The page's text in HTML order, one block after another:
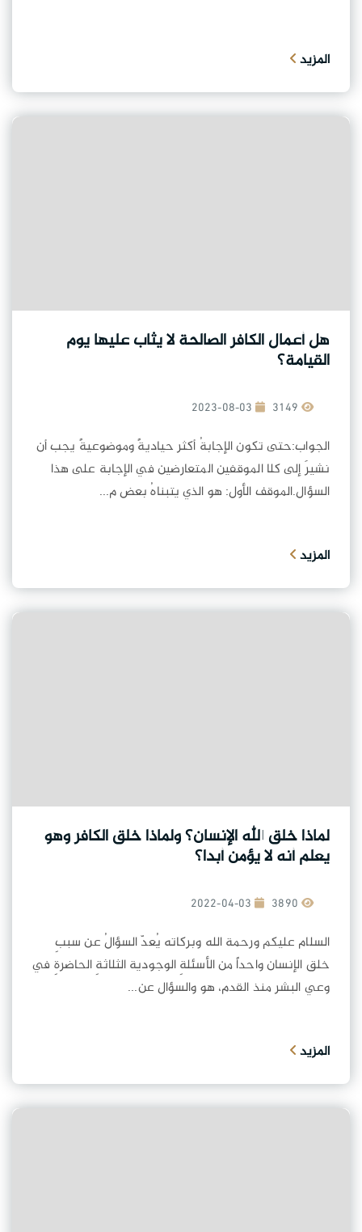
المزيد
هل أعمال الكافر الصالحة لا يثاب عليها يوم
القيامة؟
2023-08-03
الجواب:حتى تكون الإجابةُ أكثر حياديةً وموضوعيةً يجب أن
نشيرَ إلى كلا الموقفين المتعارضين في الإجابة على هذا
السؤال.الموقف الأول: هو الذي يتبناهُ بعض م...
المزيد
لماذا خلق الله الإنسان؟ ولماذا خلق الكافر وهو
يعلم أنه لا يؤمن أبدا؟
2022-04-03
السلام عليكم ورحمة الله وبركاته يُعدّ السؤالُ عن سببِ
خلق الإنسان واحداً من الأسئلةِ الوجودية الثلاثةِ الحاضرةِ في
وعي البشر منذ القدم، هو والسؤال عن...
المزيد